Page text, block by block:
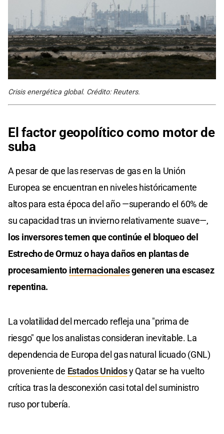
Crisis energética global. Crédito: Reuters.
El factor geopolítico como motor de
suba
A pesar de que las reservas de gas en la Unión
Europea se encuentran en niveles históricamente
altos para esta época del año —superando el 60% de
su capacidad tras un invierno relativamente suave—,
los inversores temen que continúe el bloqueo del
Estrecho de Ormuz o haya daños en plantas de
procesamiento internacionalesgeneren una escasez
repentina.
La volatilidad del mercado refleja una "prima de
riesgo" que los analistas consideran inevitable. La
dependencia de Europa del gas natural licuado (GNL)
proveniente de Estados Unidosy Qatar se ha vuelto
crítica tras la desconexión casi total del suministro
ruso por tubería.